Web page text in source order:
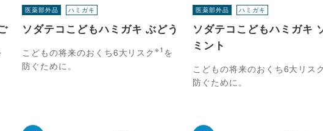
医薬部外品 ハミガキ
ソダテコこどもハミガキ ぶどう
こどもの将来のおくち6大リスク※1 を
防ぐために。
医薬部外品 ハミガキ
ソダテコこどもハミガキ
ミント
こどもの将来のおくち6大リス
防ぐために。